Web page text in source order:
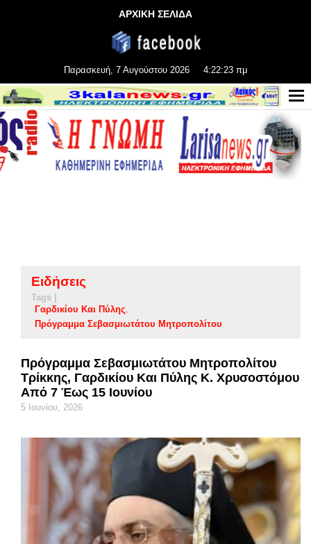
ΑΡΧΙΚΗ ΣΕΛΙΔΑ
Παρασκευή, 7 Αυγούστου 2026 4:22:24 πμ
Ειδήσεις
Tags |
Γαρδικίου Και Πύλης
Πρόγραμμα Σεβασμιωτάτου Μητροπολίτου
Πρόγραμμα Σεβασμιωτάτου Μητροπολίτου
Τρίκκης, Γαρδικίου Και Πύλης Κ. Χρυσοστόμου
Από 7 Έως 15 Ιουνίου
5 Ιουνίου, 2026